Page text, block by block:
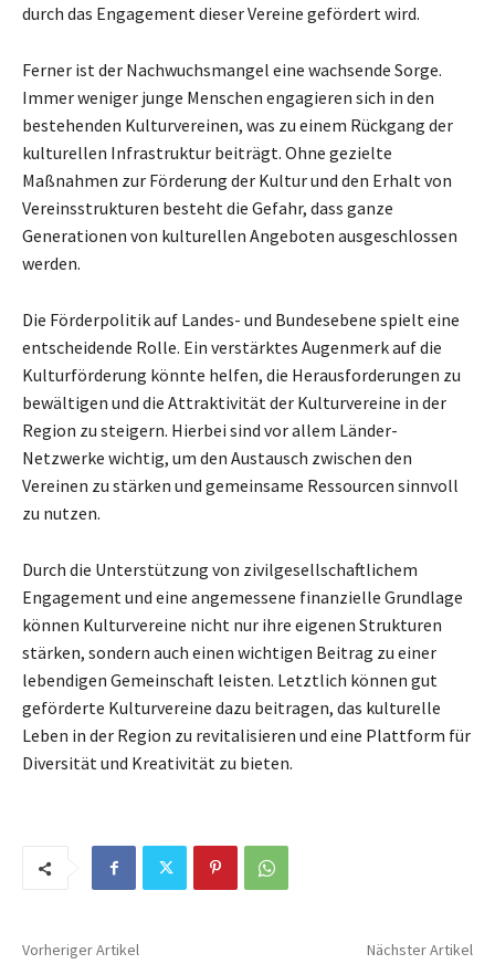
durch das Engagement dieser Vereine gefördert wird.
Ferner ist der Nachwuchsmangel eine wachsende Sorge.
Immer weniger junge Menschen engagieren sich in den
bestehenden Kulturvereinen, was zu einem Rückgang der
kulturellen Infrastruktur beiträgt. Ohne gezielte
Maßnahmen zur Förderung der Kultur und den Erhalt von
Vereinsstrukturen besteht die Gefahr, dass ganze
Generationen von kulturellen Angeboten ausgeschlossen
werden.
Die Förderpolitik auf Landes- und Bundesebene spielt eine
entscheidende Rolle. Ein verstärktes Augenmerk auf die
Kulturförderung könnte helfen, die Herausforderungen zu
bewältigen und die Attraktivität der Kulturvereine in der
Region zu steigern. Hierbei sind vor allem Länder-
Netzwerke wichtig, um den Austausch zwischen den
Vereinen zu stärken und gemeinsame Ressourcen sinnvoll
zu nutzen.
Durch die Unterstützung von zivilgesellschaftlichem
Engagement und eine angemessene finanzielle Grundlage
können Kulturvereine nicht nur ihre eigenen Strukturen
stärken, sondern auch einen wichtigen Beitrag zu einer
lebendigen Gemeinschaft leisten. Letztlich können gut
geförderte Kulturvereine dazu beitragen, das kulturelle
Leben in der Region zu revitalisieren und eine Plattform für
Diversität und Kreativität zu bieten.
Vorheriger Artikel Nächster Artikel